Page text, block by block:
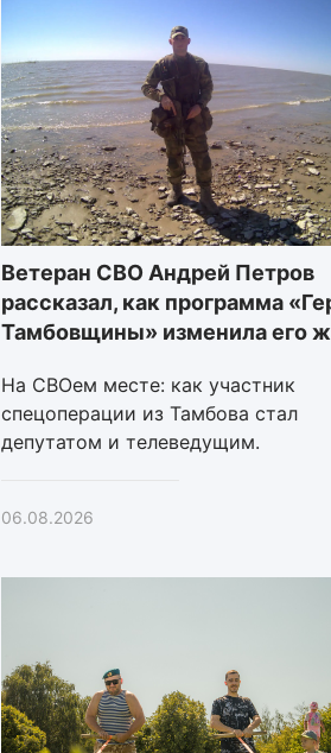
Ветеран СВО Андрей Петров
рассказал, как программа
Тамбовщины» изменила его
На СВОем месте: как участник
спецоперации из Тамбова стал
депутатом и телеведущим.
06.08.2026